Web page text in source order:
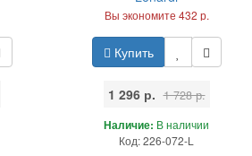
Вы экономите 432 р.
Купить
1 296 р. 1 728 р.
Наличие: В наличии
Код: 226-072-L